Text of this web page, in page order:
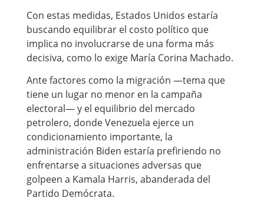
Con estas medidas, Estados Unidos estaría
buscando equilibrar el costo político que
implica no involucrarse de una forma más
decisiva, como lo exige María Corina Machado.
Ante factores como la migración —tema que
tiene un lugar no menor en la campaña
electoral— y el equilibrio del mercado
petrolero, donde Venezuela ejerce un
condicionamiento importante, la
administración Biden estaría prefiriendo no
enfrentarse a situaciones adversas que
golpeen a Kamala Harris, abanderada del
Partido Demócrata.